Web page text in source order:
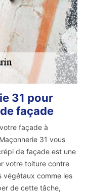
31 pour
façade
façade à
31 vous
de façade est une
votre toiture contre
végétaux comme les
de cette tâche,